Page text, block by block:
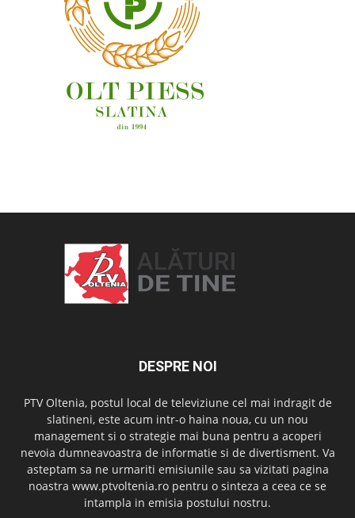
DESPRE NOI
PTV Oltenia, postul local de televiziune cel mai indragit de
slatineni, este acum intr-o haina noua, cu un nou
management si o strategie mai buna pentru a acoperi
nevoia dumneavoastra de informatie si de divertisment. Va
asteptam sa ne urmariti emisiunile sau sa vizitati pagina
noastra www.ptvoltenia.ro pentru o sinteza a ceea ce se
intampla in emisia postului nostru.